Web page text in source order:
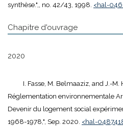
synthèse.",, no. 42/43, 1998. <hal-
Chapitre d'ouvrage
2020
I. Fasse, M. Belmaaziz, and J.-M.
Réglementation environnementale
Devenir du logement social
1968-1978,", Sep. 2020. <hal-